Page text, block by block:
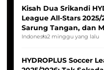
Kisah Dua Srikandi
League All-Stars 2025/
Sarung Tangan, dan
Pernah Padam
Indonesia2 minggu yang lalu
HYDROPLUS Soccer